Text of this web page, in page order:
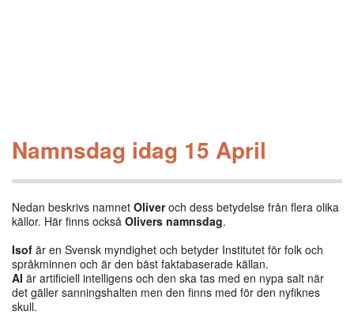
Namnsdag idag 15 April
Nedan beskrivs namnet Oliveroch dess betydelse från flera olika
källor. Här finns också Olivers namnsdag.
Isof är en Svensk myndighet och betyder Institutet för folk och
språkminnen och är den bäst faktabaserade källan.
AI är artificiell intelligens och den ska tas med en nypa salt när
det gäller sanningshalten men den finns med för den nyfiknes
skull.